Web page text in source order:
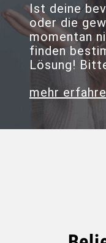
Ist deine
oder die
momentan
finden
Lösung!
mehr